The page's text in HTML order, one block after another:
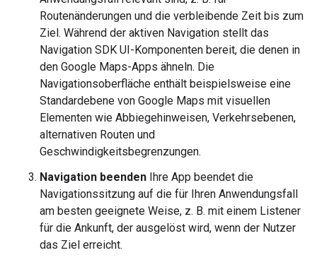
Routenänderungen und die verbleibende Zeit bis zum
Ziel. Während der aktiven Navigation stellt das
Navigation SDK UI-Komponenten bereit, die denen in
den Google Maps-Apps ähneln. Die
Navigationsoberfläche enthält beispielsweise eine
Standardebene von Google Maps mit visuellen
Elementen wie Abbiegehinweisen, Verkehrsebenen,
alternativen Routen und
Geschwindigkeitsbegrenzungen.
Navigation beenden Ihre App beendet die
Navigationssitzung auf die für Ihren Anwendungsfall
am besten geeignete Weise, z. B. mit einem Listener
für die Ankunft, der ausgelöst wird, wenn der Nutzer
das Ziel erreicht.